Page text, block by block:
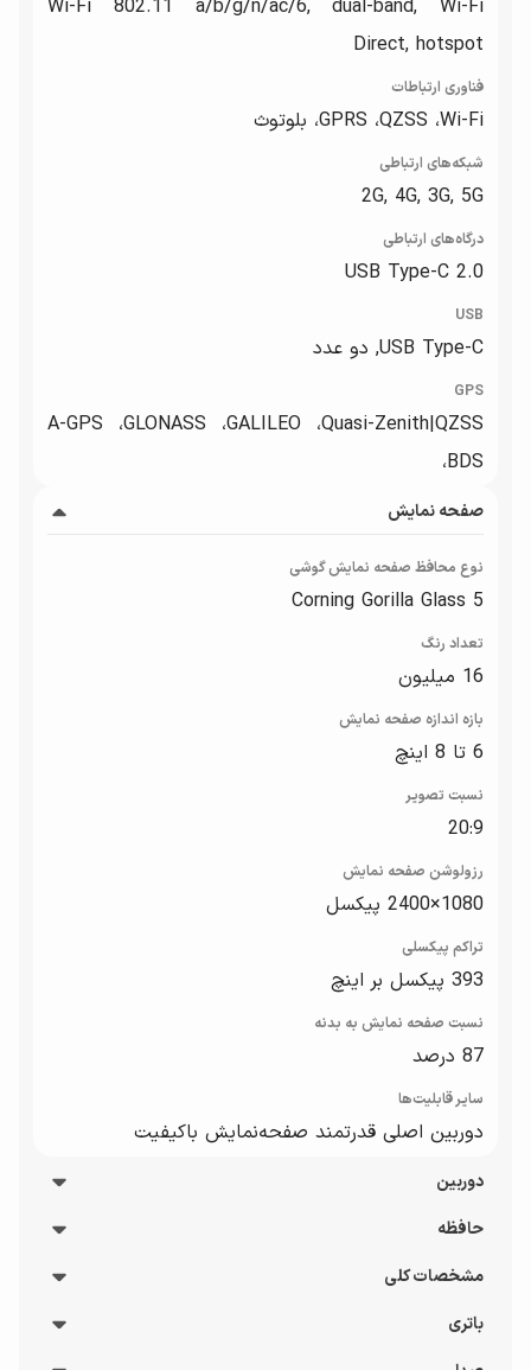
Wi-Fi 802.11 a/b/g/n/ac/6, dual-band, Wi-Fi
Direct, hotspot
فناوری ارتباطات
GPRS ،QZSS ،Wi-Fi، بلوتوث
شبکه‌های ارتباطی
2G, 4G, 3G, 5G
درگاه‌های ارتباطی
USB Type-C 2.0
USB
USB Type-C, دو عدد
GPS
A-GPS ،GLONASS ،GALILEO ،Quasi-Zenith|QZSS
،BDS
صفحه نمایش
نوع محافظ صفحه نمایش گوشی
Corning Gorilla Glass 5
تعداد رنگ
16 میلیون
بازه‌ اندازه صفحه نمایش
6 تا 8 اینچ
نسبت تصویر
20:9
رزولوشن صفحه نمایش
1080×2400 پیکسل
تراکم پیکسلی
393 پیکسل بر اینچ
نسبت صفحه‌ نمایش به بدنه
87 درصد
سایر قابلیت‌ها
دوربین اصلی قدرتمند صفحه‌نمایش با‌کیفیت
دوربین
فلش
LED
دوربین های پشت گوشی
حافظه
پشتیبانی از کارت حافظه
microSD
ظرفیت حافظه SSD
مشخصات کلی
ساختار بدنه
باتری